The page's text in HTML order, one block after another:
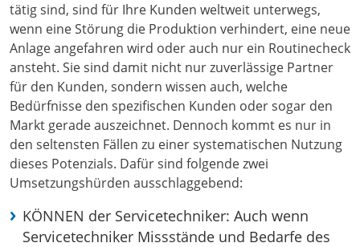
tätig sind, sind für Ihre Kunden weltweit unterwegs,
wenn eine Störung die Produktion verhindert, eine neue
Anlage angefahren wird oder auch nur ein Routinecheck
ansteht. Sie sind damit nicht nur zuverlässige Partner
für den Kunden, sondern wissen auch, welche
Bedürfnisse den spezifischen Kunden oder sogar den
Markt gerade auszeichnet. Dennoch kommt es nur in
den seltensten Fällen zu einer systematischen Nutzung
dieses Potenzials. Dafür sind folgende zwei
Umsetzungshürden ausschlaggebend:
KÖNNEN der Servicetechniker: Auch wenn
Servicetechniker Missstände und Bedarfe des